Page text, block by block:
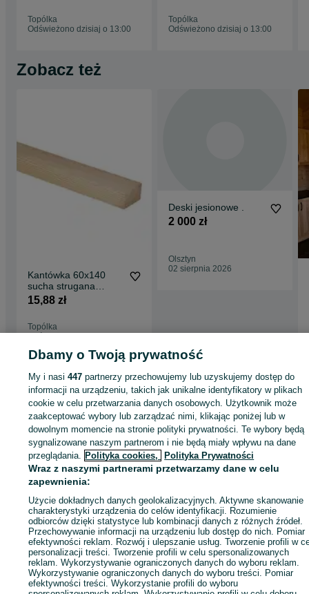
Topólka
Odświeżono dzisiaj o 13:00
Topólka
Odświeżono dzisiaj o 13:00
Zobacz też
Kantówka 60x140
sucha strugana
drewniana
15,88 zł
Topólka
Deski jesionowe .
2 000 zł
Olsztyn
02 sierpnia 2026
Strona główna Budowa i Remont Drewno Deski
Deski - Kujawsko-
pomorskie
Deski - Topólka
KATEGORIA
ID:891822334 Wyświetlenia:
Zadzwoń / SMS Wyślij wiadomość
Dbamy o Twoją prywatność
My i nasi447 partnerzy przechowujemy lub uzyskujemy dostęp do
informacji na urządzeniu, takich jak unikalne identyfikatory w plikach
cookie w celu przetwarzania danych osobowych. Użytkownik może
zaakceptować wybory lub zarządzać nimi, klikając poniżej lub w
dowolnym momencie na stronie polityki prywatności. Te wybory będą
sygnalizowane naszym partnerom i nie będą miały wpływu na dane
przeglądania. Polityka cookies, Polityka Prywatności
Wraz z naszymi partnerami przetwarzamy dane w celu
zapewnienia:
Użycie dokładnych danych geolokalizacyjnych. Aktywne skanowanie
charakterystyki urządzenia do celów identyfikacji. Rozumienie
odbiorców dzięki statystyce lub kombinacji danych z różnych źródeł.
Przechowywanie informacji na urządzeniu lub dostęp do nich. Pomiar
efektywności reklam. Rozwój i ulepszanie usług. Tworzenie profili w
personalizacji treści. Tworzenie profili w celu spersonalizowanych
reklam. Wykorzystywanie ograniczonych danych do wyboru reklam.
Wykorzystywanie ograniczonych danych do wyboru treści. Pomiar
efektywności treści. Wykorzystanie profili do wyboru